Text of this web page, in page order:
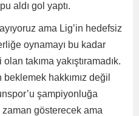
aldı gol yaptı.
ama Lig’in hedefsiz
oynamayı bu kadar
takıma yakıştıramadık.
hakkımız değil
şampiyonluğa
zaman gösterecek ama